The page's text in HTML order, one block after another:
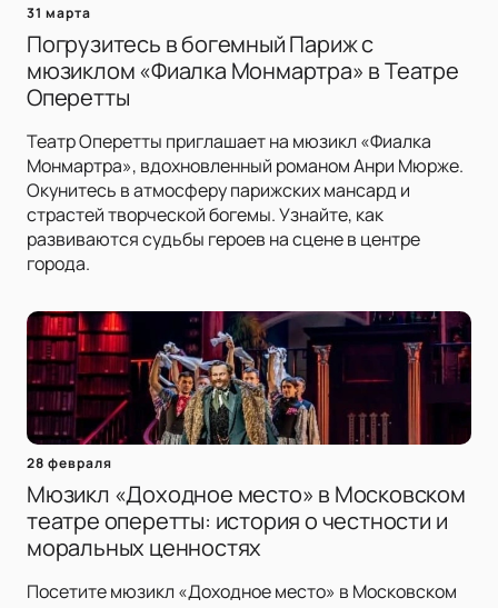
31 марта
Погрузитесь в богемный Париж с
мюзиклом «Фиалка Монмартра» в Театре
Оперетты
Театр Оперетты приглашает на мюзикл «Фиалка
Монмартра», вдохновленный романом Анри Мюрже.
Окунитесь в атмосферу парижских мансард и
страстей творческой богемы. Узнайте, как
развиваются судьбы героев на сцене в центре
города.
28 февраля
Мюзикл «Доходное место» в Московском
театре оперетты: история о честности и
моральных ценностях
Посетите мюзикл «Доходное место» в Московском